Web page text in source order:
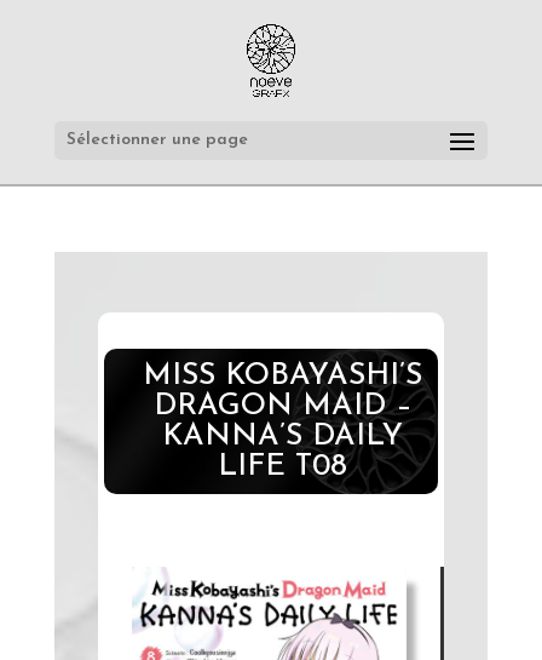
Sélectionner une page
MISS KOBAYASHI’S
DRAGON MAID –
KANNA’S DAILY
LIFE T08